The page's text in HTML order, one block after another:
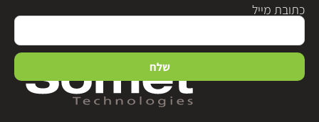
כתובת מייל
שלח